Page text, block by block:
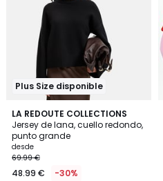
Plus Size disponible
LA REDOUTE COLLECTIONS
Jersey de lana, cuello redondo,
punto grande
desde
69.99 €
48.99 € -30%
4,3
/ 5
2
Colores